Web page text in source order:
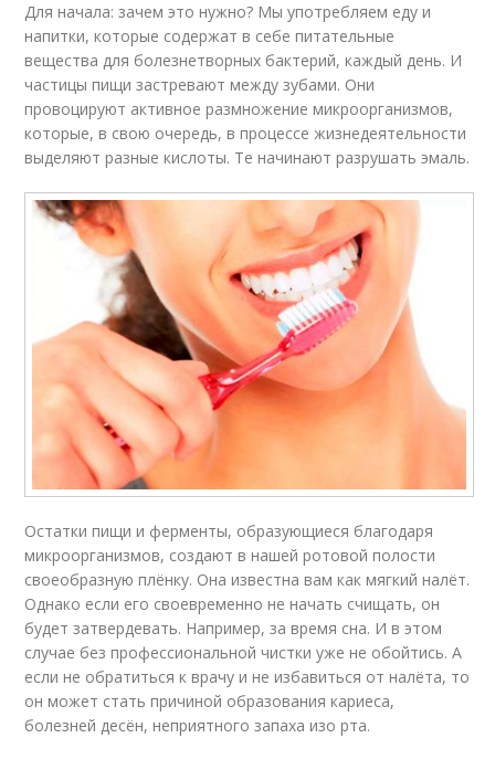
Для начала: зачем это нужно? Мы употребляем еду и
напитки, которые содержат в себе питательные
вещества для болезнетворных бактерий, каждый день. И
частицы пищи застревают между зубами. Они
провоцируют активное размножение микроорганизмов,
которые, в свою очередь, в процессе жизнедеятельности
выделяют разные кислоты. Те начинают разрушать эмаль.
Остатки пищи и ферменты, образующиеся благодаря
микроорганизмов, создают в нашей ротовой полости
своеобразную плёнку. Она известна вам как мягкий налёт.
Однако если его своевременно не начать счищать, он
будет затвердевать. Например, за время сна. И в этом
случае без профессиональной чистки уже не обойтись. А
если не обратиться к врачу и не избавиться от налёта, то
он может стать причиной образования кариеса,
болезней десён, неприятного запаха изо рта.